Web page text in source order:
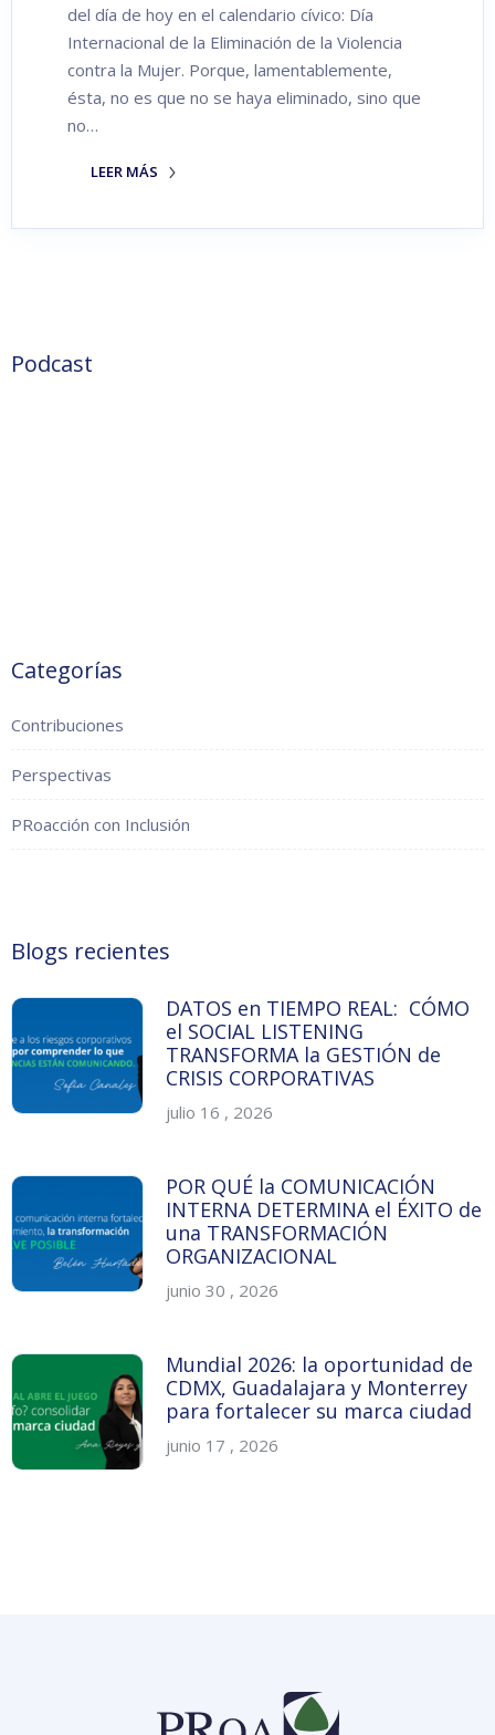
del día de hoy en el calendario cívico: Día
Internacional de la Eliminación de la Violencia
contra la Mujer. Porque, lamentablemente,
ésta, no es que no se haya eliminado, sino que
no…
LEER MÁS
Podcast
Categorías
Contribuciones
Perspectivas
PRoacción con Inclusión
Blogs recientes
DATOS en TIEMPO REAL: CÓMO
el SOCIAL LISTENING
TRANSFORMA la GESTIÓN de
CRISIS CORPORATIVAS
julio 16 , 2026
POR QUÉ la COMUNICACIÓN
INTERNA DETERMINA el ÉXITO de
una TRANSFORMACIÓN
ORGANIZACIONAL
junio 30 , 2026
Mundial 2026: la oportunidad de
CDMX, Guadalajara y Monterrey
para fortalecer su marca ciudad
junio 17 , 2026